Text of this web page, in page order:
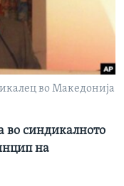
во Македонија
во синдикалното
на